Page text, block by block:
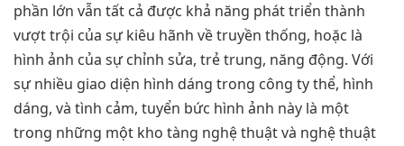
phần lớn vẫn tất cả được khả năng phát triển thành
vượt trội của sự kiêu hãnh về truyền thống, hoặc là
hình ảnh của sự chỉnh sửa, trẻ trung, năng động. Với
sự nhiều giao diện hình dáng trong công ty thể, hình
dáng, và tình cảm, tuyển bức hình ảnh này là một
trong những một kho tàng nghệ thuật và nghệ thuật